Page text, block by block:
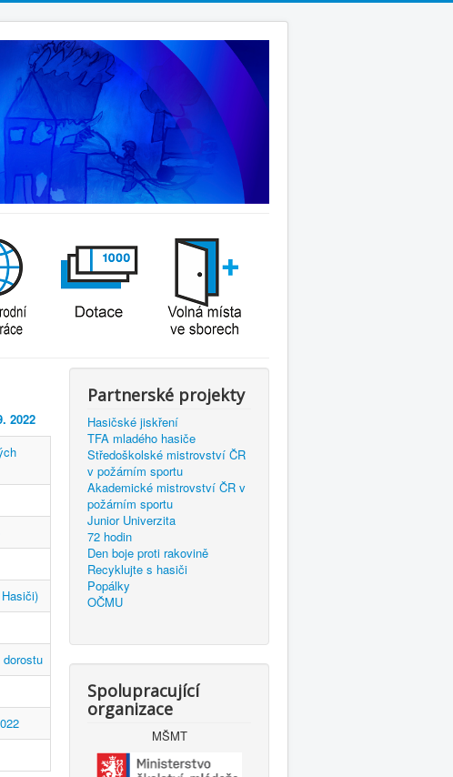
2022
Partnerské projekty
Hasičské jiskření
TFA mladého hasiče
Středoškolské mistrovství ČR
v požárním sportu
Akademické mistrovství ČR v
požárním sportu
Junior Univerzita
72 hodin
Den boje proti rakovině
Recyklujte s hasiči
Popálky
OČMU
Spolupracující
organizace
MŠMT